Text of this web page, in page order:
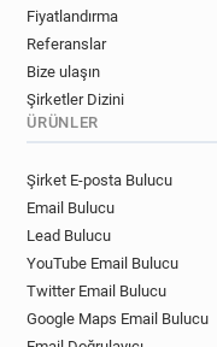
Fiyatlandırma
Referanslar
Bize ulaşın
Şirketler Dizini
ÜRÜNLER
Şirket E-posta Bulucu
Email Bulucu
Lead Bulucu
YouTube Email Bulucu
Twitter Email Bulucu
Google Maps Email Bulucu